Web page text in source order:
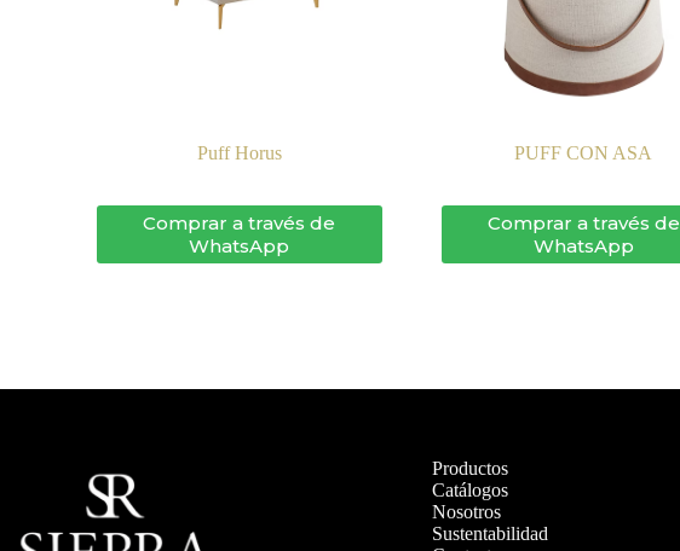
Puff Horus
Comprar a través de
WhatsApp
PUFF CON ASA
Comprar a través de
WhatsApp
Productos
Catálogos
Nosotros
Sustentabilidad